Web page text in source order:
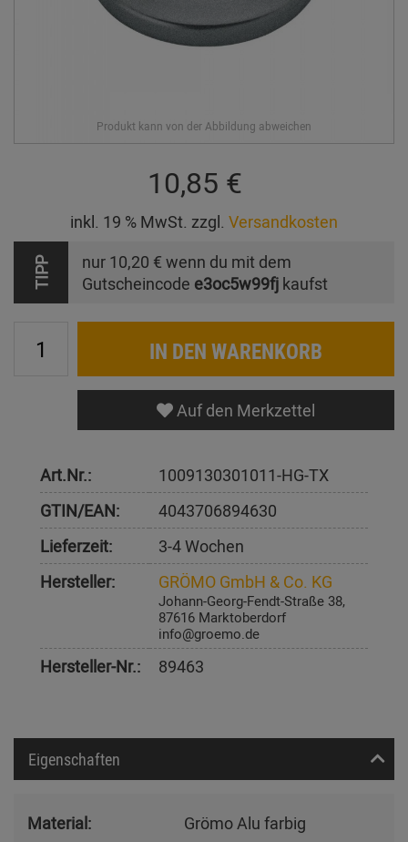
10,85 €
inkl. 19 % MwSt. zzgl. Versandkosten
TIPP nur 10,20 € wenn du mit dem
Gutscheincode e3oc5w99fj kaufst
IN DEN WARENKORB
Auf den Merkzettel
Art.Nr.:
1009130301011-HG-TX
GTIN/EAN:
4043706894630
Lieferzeit:
3-4 Wochen
Hersteller:
GRÖMO GmbH & Co. KG
Johann-Georg-Fendt-Straße 38,
87616 Marktoberdorf
info@groemo.de
Hersteller-Nr.: 89463
Eigenschaften
Material:
Grömo Alu farbig